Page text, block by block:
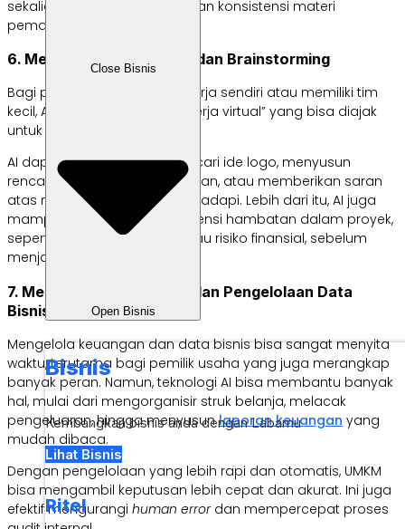
Close Bisnis
Open Bisnis
Bisnis
Kembangkan bisnis anda dengan Labamu
Lihat Bisnis
Ritel
sekaligus menjaga kualitas dan konsistensi materi
pemasarannya.
6. Mendukung Kolaborasi dan Brainstorming
Bagi pelaku usaha yang bekerja sendiri atau memiliki tim
kecil, AI bisa menjadi “rekan kerja virtual” yang bisa diajak
untuk
AI dapat membantumu mencari ide logo, menyusun
rencana kampanye pemasaran, atau memberikan saran
atas masalah bisnis yang dihadapi. Lebih dari itu, AI juga
mampu mengidentifikasi potensi hambatan dalam proyek,
seperti biaya tersembunyi atau risiko finansial, sebelum
menjadi masalah nyata.
7. Membantu Pencatatan dan Pengelolaan Data
Bisnis
Mengelola keuangan dan data bisnis bisa sangat menyita
waktu, terutama bagi pemilik usaha yang juga merangkap
banyak peran. Namun, teknologi AI bisa membantu banyak
hal, mulai dari mengorganisir struk belanja, melacak
pengeluaran, hingga menyusunlaporan keuangan yang
mudah dibaca.
Dengan pengelolaan yang lebih rapi dan otomatis, UMKM
bisa mengambil keputusan lebih cepat dan akurat. Ini juga
efektif mengurangi human errordan mempercepat proses